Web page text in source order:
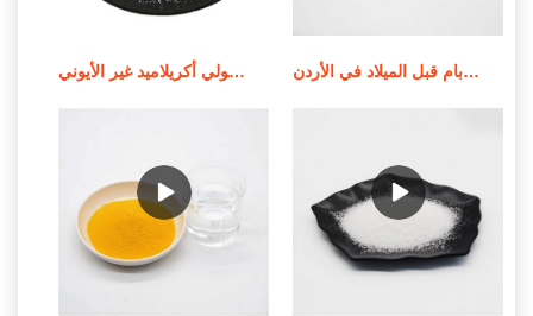
استخدام وإشعار تطبيق بولي أكريلاميد غير الأيوني جودة عالية من الموردين الندف بام قبل الميلاد في الأردن